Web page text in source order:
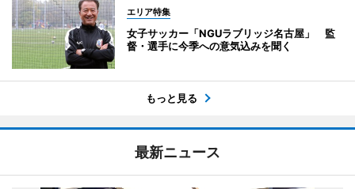
エリア特集
女子サッカー「NGUラブリッジ名古屋」 監
督・選手に今季への意気込みを聞く
もっと見る
最新ニュース